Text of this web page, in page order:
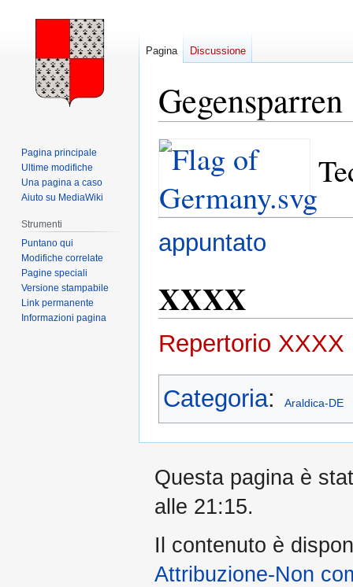
Gegensparren
Vai
navigazione
Vai
appuntato
XXXX
Repertorio XXXX
Categoria: Araldica-DE
Pagina Discussione
Pagina principale
Ultime modifiche
Una pagina a caso
Aiuto su MediaWiki
Strumenti
Puntano qui
Modifiche correlate
Pagine speciali
Versione stampabile
Link permanente
Informazioni pagina
Questa pagina è
alle 21:15.
Il contenuto è
Attribuzione-Non